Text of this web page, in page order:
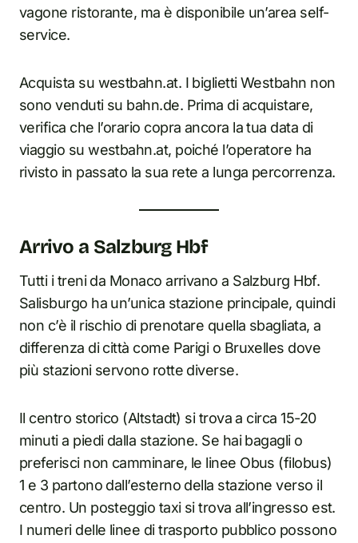
vagone ristorante, ma è disponibile un’area self-
service.
Acquista su westbahn.at. I biglietti Westbahn non
sono venduti su bahn.de. Prima di acquistare,
verifica che l’orario copra ancora la tua data di
viaggio su westbahn.at, poiché l’operatore ha
rivisto in passato la sua rete a lunga percorrenza.
Arrivo a Salzburg Hbf
Tutti i treni da Monaco arrivano a Salzburg Hbf.
Salisburgo ha un’unica stazione principale, quindi
non c’è il rischio di prenotare quella sbagliata, a
differenza di città come Parigi o Bruxelles dove
più stazioni servono rotte diverse.
Il centro storico (Altstadt) si trova a circa 15-20
minuti a piedi dalla stazione. Se hai bagagli o
preferisci non camminare, le linee Obus (filobus)
1 e 3 partono dall’esterno della stazione verso il
centro. Un posteggio taxi si trova all’ingresso est.
I numeri delle linee di trasporto pubblico possono